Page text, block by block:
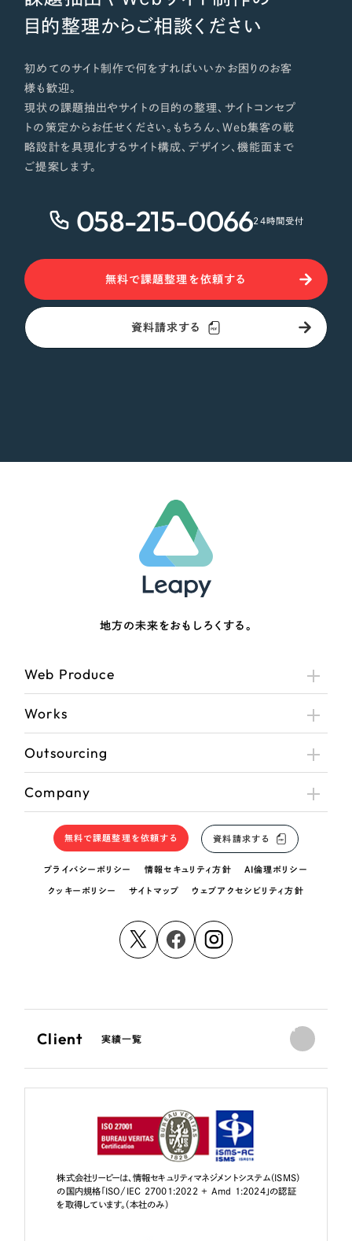
目的整理からご相談ください
初めてのサイト制作で何をすればいいかお困りのお客
様も歓迎。
現状の課題抽出やサイトの目的の整理、サイトコンセプ
トの策定からお任せください。もちろん、Web集客の戦
略設計を具現化するサイト構成、デザイン、機能面まで
ご提案します。
058-215-006624時間受付
無料で課題整理を依頼する
資料請求する
地方の未来をおもしろくする。
Web Produce
Works
Outsourcing
Company
無料で課題整理を依頼する 資料請求する
プライバシーポリシー 情報セキュリティ方針 AI倫理ポリシー
クッキーポリシー サイトマップ ウェブアクセシビリティ方針
Client 実績一覧
株式会社リーピーは、情報セキュリティマネジメントシステム（ISMS）
の国内規格「ISO/IEC 27001:2022 + Amd 1:2024」の認証
を取得しています。（本社のみ）